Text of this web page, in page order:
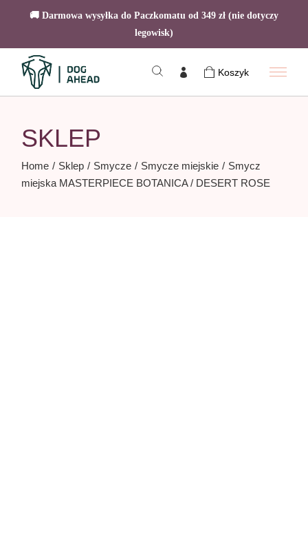
🚚 Darmowa wysyłka do Paczkomatu od 349 zł (nie dotyczy
legowisk)
content
Koszyk
SKLEP
Home Sklep Smycze Smycze miejskie
Smycz
miejska MASTERPIECE BOTANICA / DESERT ROSE